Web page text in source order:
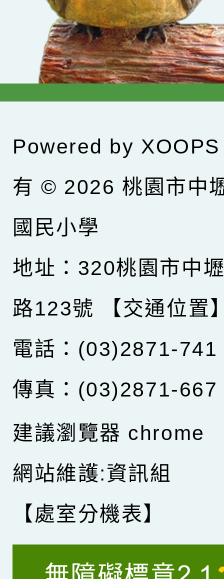
Powered by XOOPS
有 © 2026 桃園市中
國民小學
地址：320桃園市中
路123號
【交通位置
電話：(03)2871-741
傳真：(03)2871-667
建議瀏覽器 chrome
網站維護:資訊組
【處室分機表】